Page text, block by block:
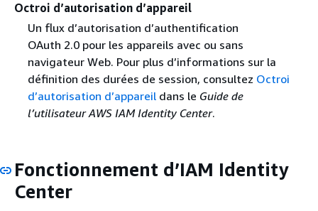
Octroi d’autorisation d’appareil
Un flux d’autorisation d’authentification
OAuth 2.0 pour les appareils avec ou sans
navigateur Web. Pour plus d’informations sur la
définition des durées de session, consultez Octroi
d’autorisation d’appareildans le Guide de
l’utilisateur AWS IAM Identity Center.
Fonctionnement d’IAM Identity
Center